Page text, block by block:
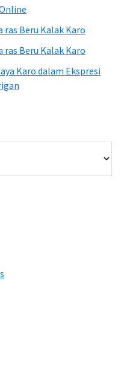
ras Beru Kalak Karo
ras Beru Kalak Karo
Karo dalam Ekspresi